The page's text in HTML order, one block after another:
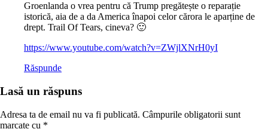
Groenlanda o vrea pentru că Trump pregătește o reparație
istorică, aia de a da America înapoi celor cărora le aparține de
drept. Trail Of Tears, cineva? 🙂
https://www.youtube.com/watch?v=ZWjlXNrH0yI
Răspunde
Lasă un răspuns
Adresa ta de email nu va fi publicată. Câmpurile obligatorii sunt
marcate cu *